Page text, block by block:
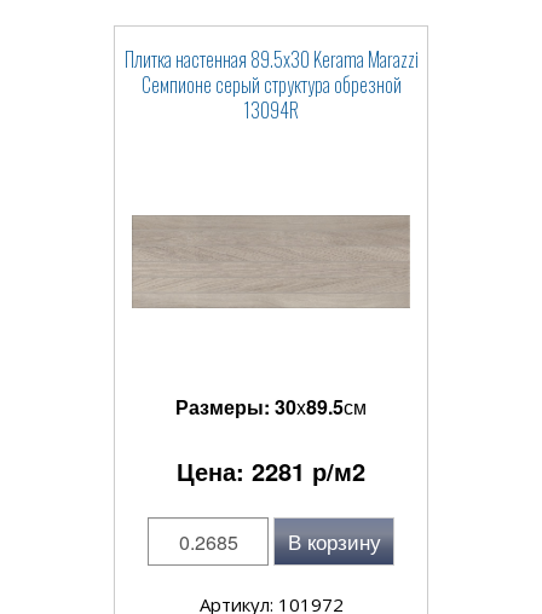
Плитка настенная 89.5x30 Kerama Marazzi
Семпионе серый структура обрезной
13094R
Размеры: 30x89.5см
Цена: 2281 р/м2
В корзину
Артикул: 101972